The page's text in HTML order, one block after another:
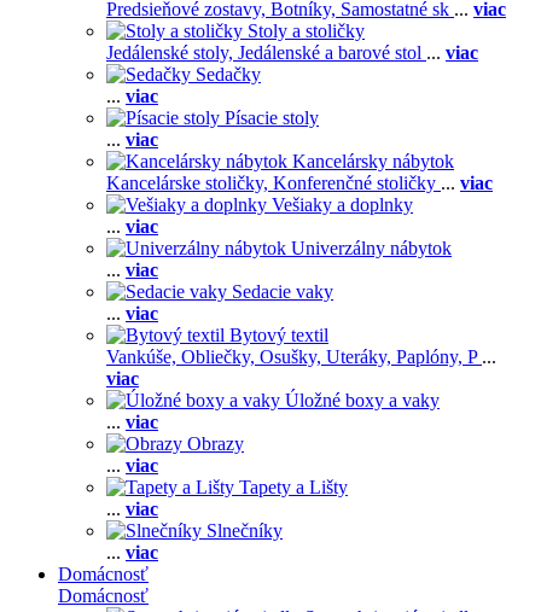
Predsieňové zostavy, Botníky, Samostatné sk ... viac
Stoly a stoličky
Jedálenské stoly, Jedálenské a barové stol ... viac
Sedačky
... viac
Písacie stoly
... viac
Kancelársky nábytok
Kancelárske stoličky, Konferenčné stoličky ... viac
Vešiaky a doplnky
... viac
Univerzálny nábytok
... viac
Sedacie vaky
... viac
Bytový textil
Vankúše, Obliečky, Osušky, Uteráky, Paplóny, P ...
viac
Úložné boxy a vaky
... viac
Obrazy
... viac
Tapety a Lišty
... viac
Slnečníky
... viac
Domácnosť
Domácnosť